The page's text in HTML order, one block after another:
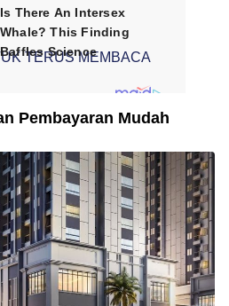
TERUS MEMBACA
Pembayaran Mudah